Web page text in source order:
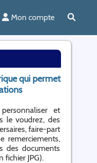
Mon compte
qui permet
et
le voudrez, des
faire-part
remerciements,
des documents
fichier JPG).